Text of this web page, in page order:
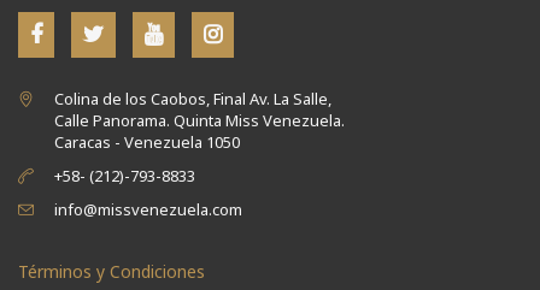
Colina de los Caobos, Final Av. La Salle,
Calle Panorama. Quinta Miss Venezuela.
Caracas - Venezuela 1050
+58- (212)-793-8833
info@missvenezuela.com
Términos y Condiciones